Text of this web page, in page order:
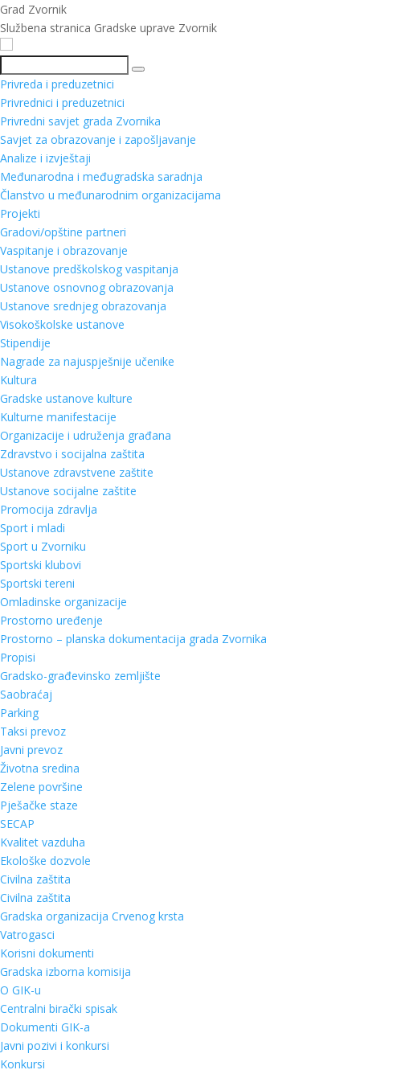
Grad Zvornik
Službena stranica Gradske uprave Zvornik
Pretraga
Privreda i preduzetnici
Privrednici i preduzetnici
Privredni savjet grada Zvornika
Savjet za obrazovanje i zapošljavanje
Analize i izvještaji
Međunarodna i međugradska saradnja
Članstvo u međunarodnim organizacijama
Projekti
Gradovi/opštine partneri
Vaspitanje i obrazovanje
Ustanove predškolskog vaspitanja
Ustanove osnovnog obrazovanja
Ustanove srednjeg obrazovanja
Visokoškolske ustanove
Stipendije
Nagrade za najuspješnije učenike
Kultura
Gradske ustanove kulture
Kulturne manifestacije
Organizacije i udruženja građana
Zdravstvo i socijalna zaštita
Ustanove zdravstvene zaštite
Ustanove socijalne zaštite
Promocija zdravlja
Sport i mladi
Sport u Zvorniku
Sportski klubovi
Sportski tereni
Omladinske organizacije
Prostorno uređenje
Prostorno – planska dokumentacija grada Zvornika
Propisi
Gradsko-građevinsko zemljište
Saobraćaj
Parking
Taksi prevoz
Javni prevoz
Životna sredina
Zelene površine
Pješačke staze
SECAP
Kvalitet vazduha
Ekološke dozvole
Civilna zaštita
Civilna zaštita
Gradska organizacija Crvenog krsta
Vatrogasci
Korisni dokumenti
Gradska izborna komisija
O GIK-u
Centralni birački spisak
Dokumenti GIK-a
Javni pozivi i konkursi
Konkursi